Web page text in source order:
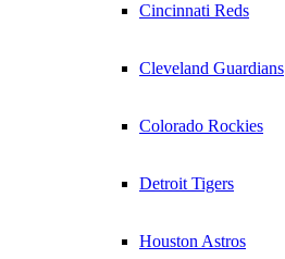
Cincinnati Reds
Cleveland Guardians
Colorado Rockies
Detroit Tigers
Houston Astros